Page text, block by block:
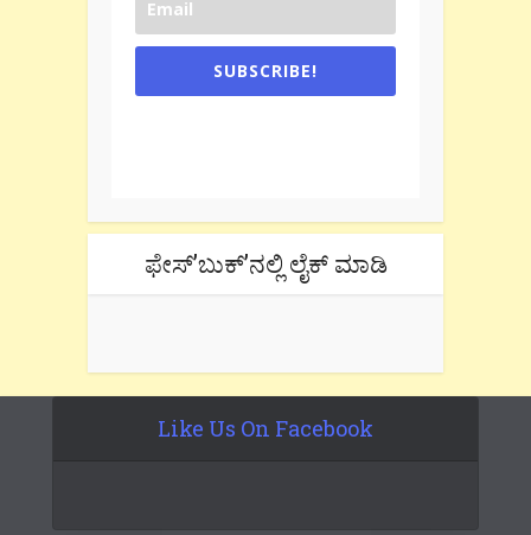
SUBSCRIBE!
ಫೇಸ್’ಬುಕ್’ನಲ್ಲಿ ಲೈಕ್ ಮಾಡಿ
Like Us On Facebook